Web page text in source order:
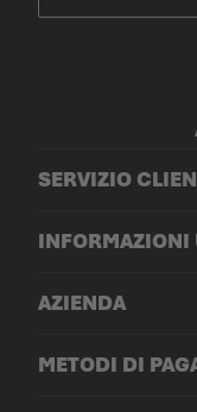
SERVIZIO
INFORMAZIONI
AZIENDA
METODI DI